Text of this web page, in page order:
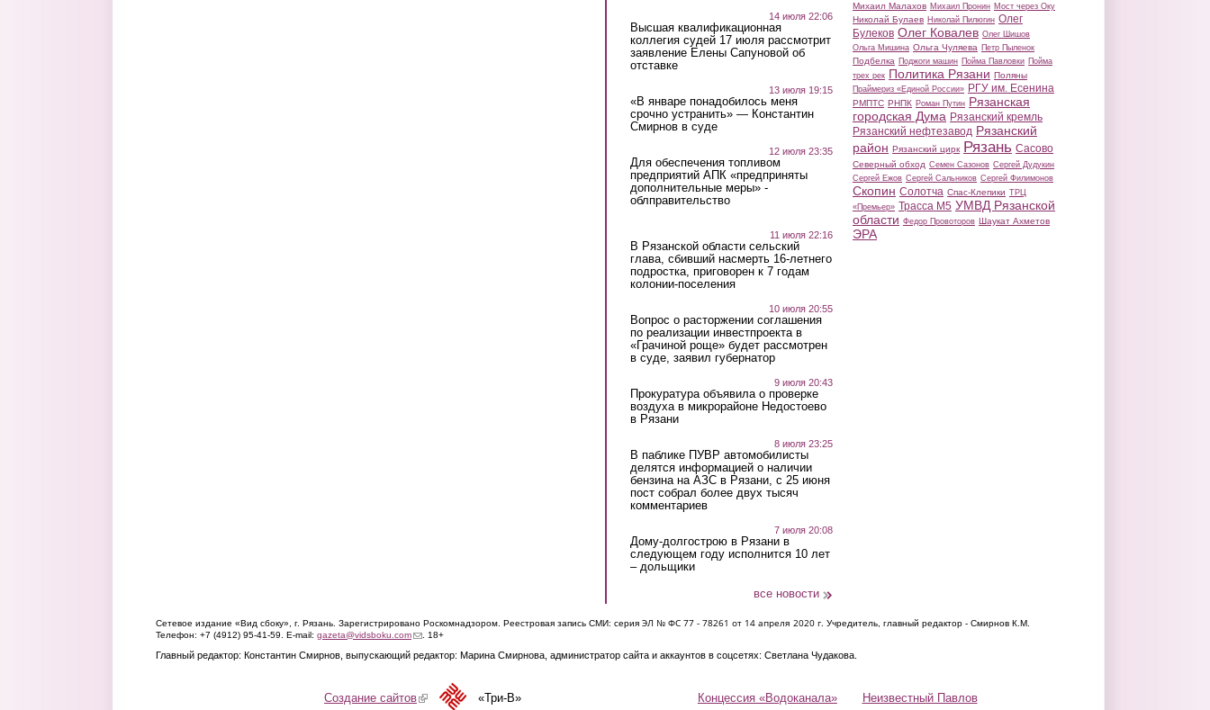
14 июля 22:06
Высшая квалификационная
коллегия судей 17 июля рассмотрит
заявление Елены Сапуновой об
отставке
13 июля 19:15
«В январе понадобилось меня
срочно устранить» — Константин
Смирнов в суде
12 июля 23:35
Для обеспечения топливом
предприятий АПК «предприняты
дополнительные меры» -
облправительство
11 июля 22:16
В Рязанской области сельский
глава, сбивший насмерть 16-летнего
подростка, приговорен к 7 годам
колонии-поселения
10 июля 20:55
Вопрос о расторжении соглашения
по реализации инвестпроекта в
«Грачиной роще» будет рассмотрен
в суде, заявил губернатор
9 июля 20:43
Прокуратура объявила о проверке
воздуха в микрорайоне Недостоево
в Рязани
8 июля 23:25
В паблике ПУВР автомобилисты
делятся информацией о наличии
бензина на АЗС в Рязани, с 25 июня
пост собрал более двух тысяч
комментариев
7 июля 20:08
Дому-долгострою в Рязани в
следующем году исполнится 10 лет
– дольщики
все новости
Михаил Малахов Михаил Пронин Мост через Оку
Николай Булаев Николай Пилюгин Олег
Булеков Олег Ковалев Олег Шишов
Ольга Мишина Ольга Чуляева Петр Пыленок
Подбелка Поджоги машин Пойма Павловки Пойма
трех рек Политика Рязани Поляны
Праймериз «Единой России» РГУ им. Есенина
РМПТС РНПК Роман Путин Рязанская
городская Дума Рязанский кремль
Рязанский нефтезавод Рязанский
район Рязанский цирк Рязань Сасово
Северный обход Семен Сазонов Сергей Дудукин
Сергей Ежов Сергей Сальников Сергей Филимонов
Скопин Солотча Спас-Клепики ТРЦ
«Премьер» Трасса М5 УМВД Рязанской
области Федор Провоторов Шаукат Ахметов
ЭРА
Сетевое издание «Вид сбоку», г. Рязань. Зарегистрировано Роскомнадзором. Реестровая запись СМИ: серия ЭЛ № ФС 77 - 78261 от 14 апреля 2020 г. Учредитель, главный редактор - Смирнов К.М.
Телефон: +7 (4912) 95-41-59. E-mail: gazeta@vidsboku.com(link sends e-mail)
. 18+
Главный редактор: Константин Смирнов, выпускающий редактор: Марина Смирнова, администратор сайта и аккаунтов в соцсетях: Светлана Чудакова.
Концессия «Водоканала» Неизвестный Павлов
Создание сайтов(link is external)«Три-В»